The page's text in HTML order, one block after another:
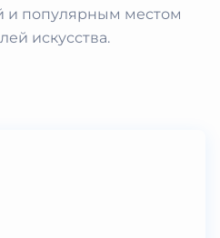
и популярным местом
искусства.